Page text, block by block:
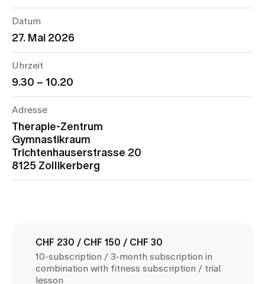
About us
Jobs & Career
Contact us
Datum
27. Mai 2026
Uhrzeit
9.30 – 10.20
Adresse
Therapie-Zentrum
Gymnastikraum
Trichtenhauserstrasse 20
8125 Zollikerberg
CHF 230 / CHF 150 / CHF 30
10-subscription / 3-month subscription in
combination with fitness subscription / trial
lesson